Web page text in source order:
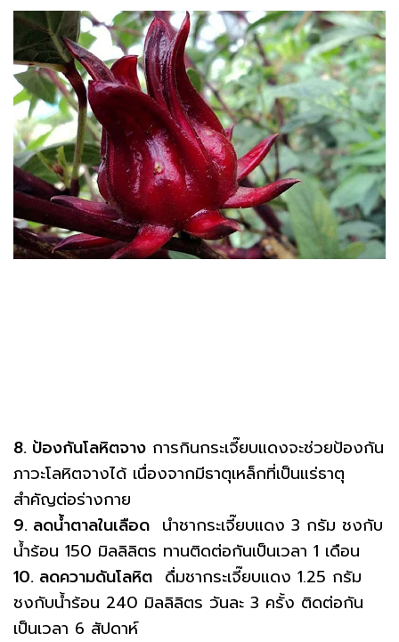
8. ป้องกันโลหิตจาง การกินกระเจี๊ยบแดงจะช่วยป้องกัน
ภาวะโลหิตจางได้ เนื่องจากมีธาตุเหล็กที่เป็นแร่ธาตุ
สำคัญต่อร่างกาย
9. ลดน้ำตาลในเลือด นำชากระเจี๊ยบแดง 3 กรัม ชงกับ
น้ำร้อน 150 มิลลิลิตร ทานติดต่อกันเป็นเวลา 1 เดือน
10. ลดความดันโลหิต ดื่มชากระเจี๊ยบแดง 1.25 กรัม
ชงกับน้ำร้อน 240 มิลลิลิตร วันละ 3 ครั้ง ติดต่อกัน
เป็นเวลา 6 สัปดาห์